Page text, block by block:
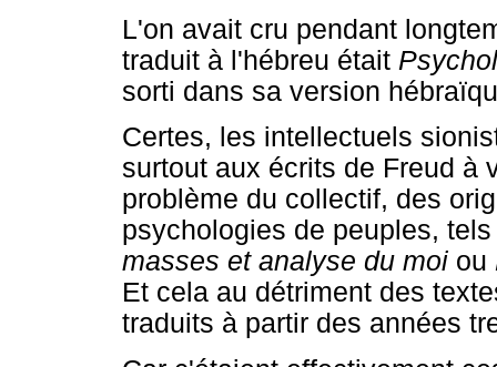
L'on avait cru pendant
traduit à l'hébreu était
sorti dans sa version
Certes, les intellectuels
surtout aux écrits de Freud à
problème du collectif, des
psychologies de peuples,
masses et analyse du moi ou
Et cela au détriment des
traduits à partir des années